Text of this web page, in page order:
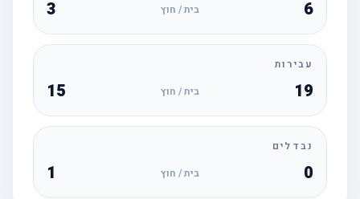
בית / חוץ
עבירות
19 בית / חוץ 15
נבדלים
בית / חוץ